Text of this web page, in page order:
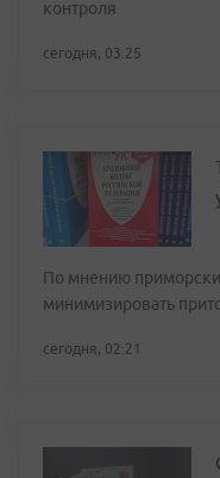
контроля
сегодня, 03:25
По мнению
минимизировать
сегодня, 02:21